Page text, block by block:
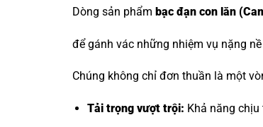
Dòng sản phẩm bạc đạn con lăn
để gánh vác những nhiệm vụ nặng
Chúng không chỉ đơn thuần là một
Tải trọng vượt trội: Khả năng